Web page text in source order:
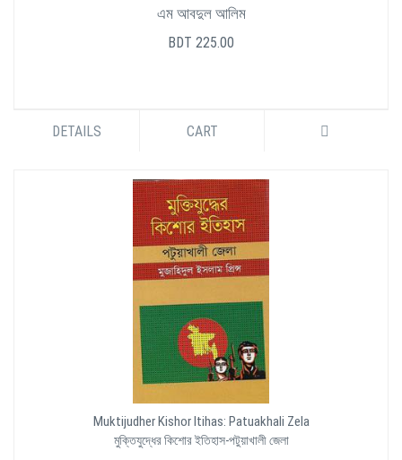
এম আবদুল আলিম
BDT 225.00
DETAILS CART
Muktijudher Kishor Itihas: Patuakhali Zela
মুক্তিযুদ্ধের কিশোর ইতিহাস-পটুয়াখালী জেলা